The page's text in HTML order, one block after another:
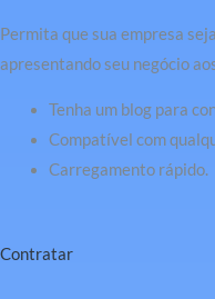
Permita que sua empresa
apresentando seu negócio
Tenha um blog para
Compatível com
Carregamento rápido.
Contratar